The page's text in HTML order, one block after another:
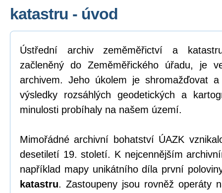
katastru - úvod
Ústřední archiv zeměměřictví a
začleněný do Zeměměřického úřadu, je
archivem. Jeho úkolem je shromažďovat
výsledky rozsáhlých geodetických a
minulosti probíhaly na našem území.
Mimořádné archivní bohatství ÚAZK
desetiletí 19. století. K nejcennějším
například mapy unikátního díla první
katastru. Zastoupeny jsou rovněž operáty